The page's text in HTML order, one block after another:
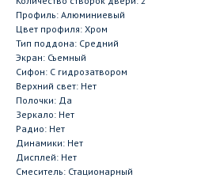
Профиль: Алюминиевый
Цвет профиля: Хром
Тип поддона: Средний
Экран: Съемный
Сифон: С гидрозатвором
Верхний свет: Нет
Полочки: Да
Зеркало: Нет
Радио: Нет
Динамики: Нет
Дисплей: Нет
Смеситель: Стационарный